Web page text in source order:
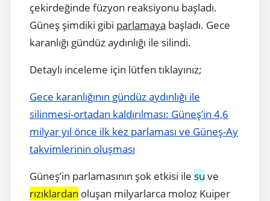
çekirdeğinde füzyon reaksiyonu başladı.
Güneş şimdiki gibi parlamaya başladı. Gece
karanlığı gündüz aydınlığı ile silindi.
Detaylı inceleme için lütfen tıklayınız;
Gece karanlığının gündüz aydınlığı ile
silinmesi-ortadan kaldırılması: Güneş’in 4,6
milyar yıl önce ilk kez parlaması ve Güneş-Ay
takvimlerinin oluşması
Güneş’in parlamasının şok etkisi ile su ve
rızıklardan oluşan milyarlarca moloz Kuiper